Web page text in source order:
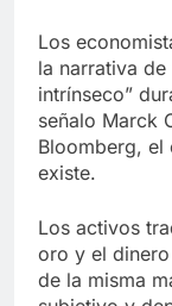
Los
la narrativa
intrínseco”
señalo Marck
Bloomberg, el
existe.
Los activos
oro y el
de la misma